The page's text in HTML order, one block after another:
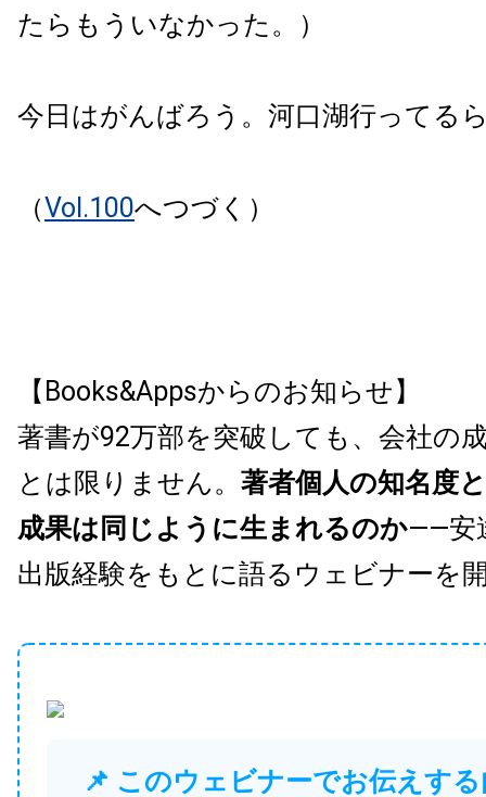
たらもういなかった。）
今日はがんばろう。河口湖行ってる
（Vol.100へつづく）
【Books&Appsからのお知らせ】
著書が92万部を突破しても、会社の
とは限りません。 著者個人の知名度
成果は同じように生まれるのか——安
出版経験をもとに語るウェビナーを
📌 このウェビナーでお伝えす